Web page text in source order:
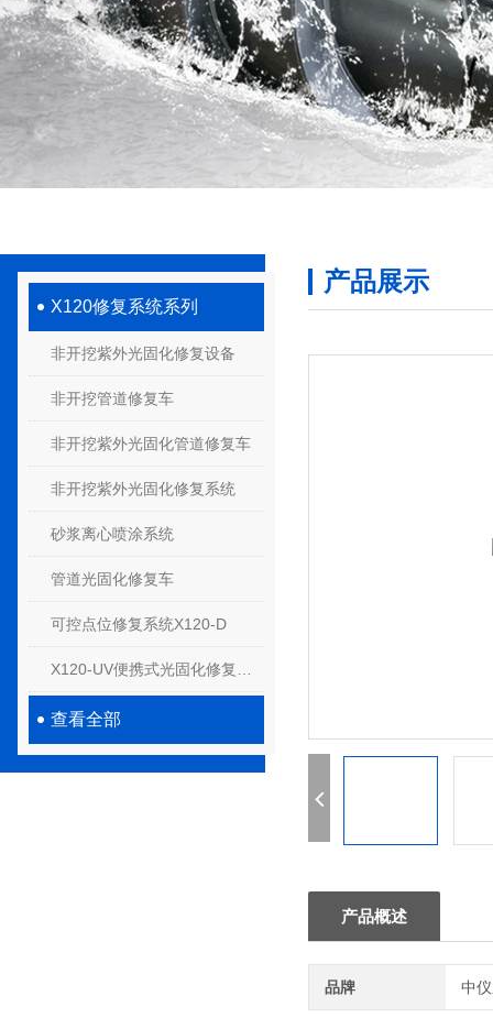
X120修复系统系列
非开挖紫外光固化修复设备
非开挖管道修复车
非开挖紫外光固化管道修复车
非开挖紫外光固化修复系统
砂浆离心喷涂系统
管道光固化修复车
可控点位修复系统X120-D
查看全部
产品展示
产品概述
品牌 中